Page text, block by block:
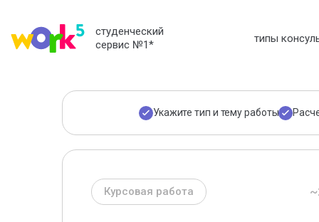
студенческий
сервис №1* типы
Укажите тип и тему работы
Курсовая работа